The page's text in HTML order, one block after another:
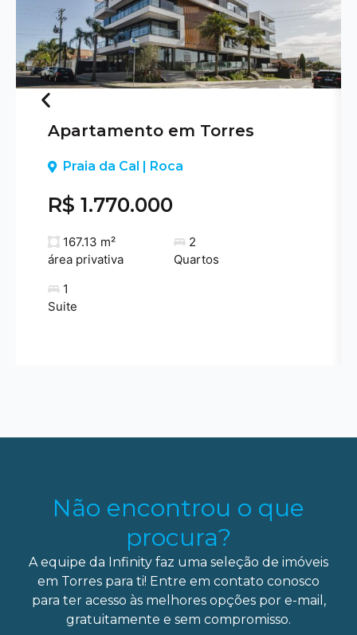
Previous
Apartamento em Torres
Praia da Cal | Roca
R$ 1.770.000
167.13 m²
área privativa
2
Quartos
1
Suite
Não encontrou o que
procura?
A equipe da Infinity faz uma seleção de imóveis
em Torres para ti! Entre em contato conosco
para ter acesso às melhores opções por e-mail,
gratuitamente e sem compromisso.